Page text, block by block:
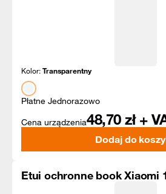
Kolor:Transparentny
Płatne Jednorazowo
Cena urządzenia48,70 zł +
Dodaj do
Etui ochronne book Xiaomi